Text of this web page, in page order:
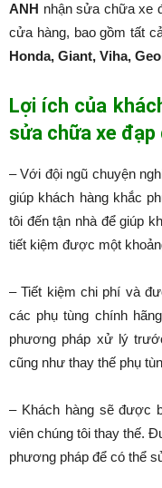
ANH nhận sửa chữa xe
cửa hàng, bao gồm tất
Honda, Giant, Viha,
Lợi ích của
sửa chữa xe đạp
– Với đội ngũ chuyện
giúp khách hàng khắc
tôi đến tận nhà để giúp
tiết kiệm được một
– Tiết kiệm chi phí và
các phụ tùng chính
phương pháp xử lý
cũng như thay thế phụ
– Khách hàng sẽ được
viên chúng tôi thay thế.
phương pháp để có thể